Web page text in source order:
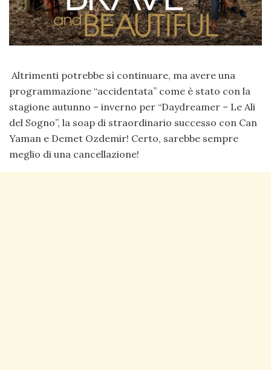
Altrimenti potrebbe sì continuare, ma avere una
programmazione “accidentata” come è stato con la
stagione autunno – inverno per “Daydreamer – Le Ali
del Sogno”, la soap di straordinario successo con Can
Yaman e Demet Ozdemir! Certo, sarebbe sempre
meglio di una cancellazione!